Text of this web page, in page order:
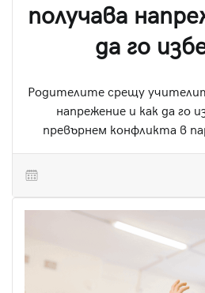
получава
да го
Родителите срещу
напрежение и как да го
превърнем конфликта в